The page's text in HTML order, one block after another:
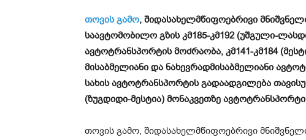
თოვის გამო, შიდასახელმწიფოებრივი
საავტომობილო გზის კმ185-კმ192 (უშგული-
ავტოტრანსპორტის მოძრაობა, კმ141-კმ184
მისაბმელიანი და ნახევრადმისაბმელიანი
სახის ავტოტრანსპორტის გადაადგილება
(ზუგდიდი-მესტია) მონაკვეთზე
თოვის გამო, შიდასახელმწიფოებრივი